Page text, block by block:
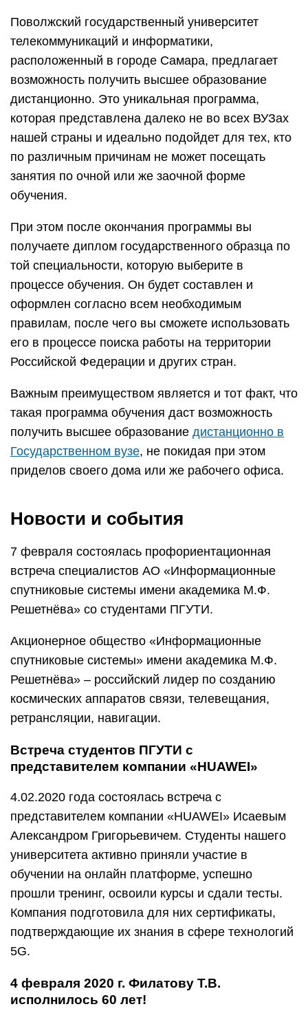
Поволжский государственный университет
телекоммуникаций и информатики,
расположенный в городе Самара, предлагает
возможность получить высшее образование
дистанционно. Это уникальная программа,
которая представлена далеко не во всех ВУЗах
нашей страны и идеально подойдет для тех, кто
по различным причинам не может посещать
занятия по очной или же заочной форме
обучения.
При этом после окончания программы вы
получаете диплом государственного образца по
той специальности, которую выберите в
процессе обучения. Он будет составлен и
оформлен согласно всем необходимым
правилам, после чего вы сможете использовать
его в процессе поиска работы на территории
Российской Федерации и других стран.
Важным преимуществом является и тот факт, что
такая программа обучения даст возможность
получить высшее образование дистанционно в
Государственном вузе, не покидая при этом
приделов своего дома или же рабочего офиса.
Новости и события
7 февраля состоялась профориентационная
встреча специалистов АО «Информационные
спутниковые системы имени академика М.Ф.
Решетнёва» со студентами ПГУТИ.
Акционерное общество «Информационные
спутниковые системы» имени академика М.Ф.
Решетнёва» – российский лидер по созданию
космических аппаратов связи, телевещания,
ретрансляции, навигации.
Встреча студентов ПГУТИ с
представителем компании «HUAWEI»
4.02.2020 года состоялась встреча с
представителем компании «HUAWEI» Исаевым
Александром Григорьевичем. Студенты нашего
университета активно приняли участие в
обучении на онлайн платформе, успешно
прошли тренинг, освоили курсы и сдали тесты.
Компания подготовила для них сертификаты,
подтверждающие их знания в сфере технологий
5G.
4 февраля 2020 г. Филатову Т.В.
исполнилось 60 лет!